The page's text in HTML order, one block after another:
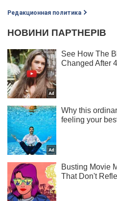
Редакционная политика